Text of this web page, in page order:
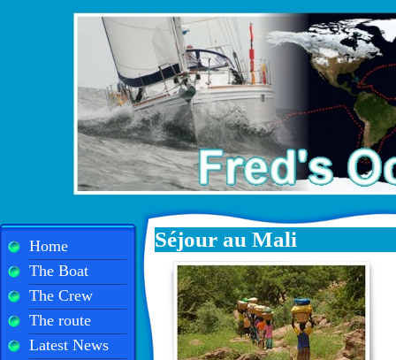
Home
The Boat
The Crew
The route
Latest News
Séjour au Mali